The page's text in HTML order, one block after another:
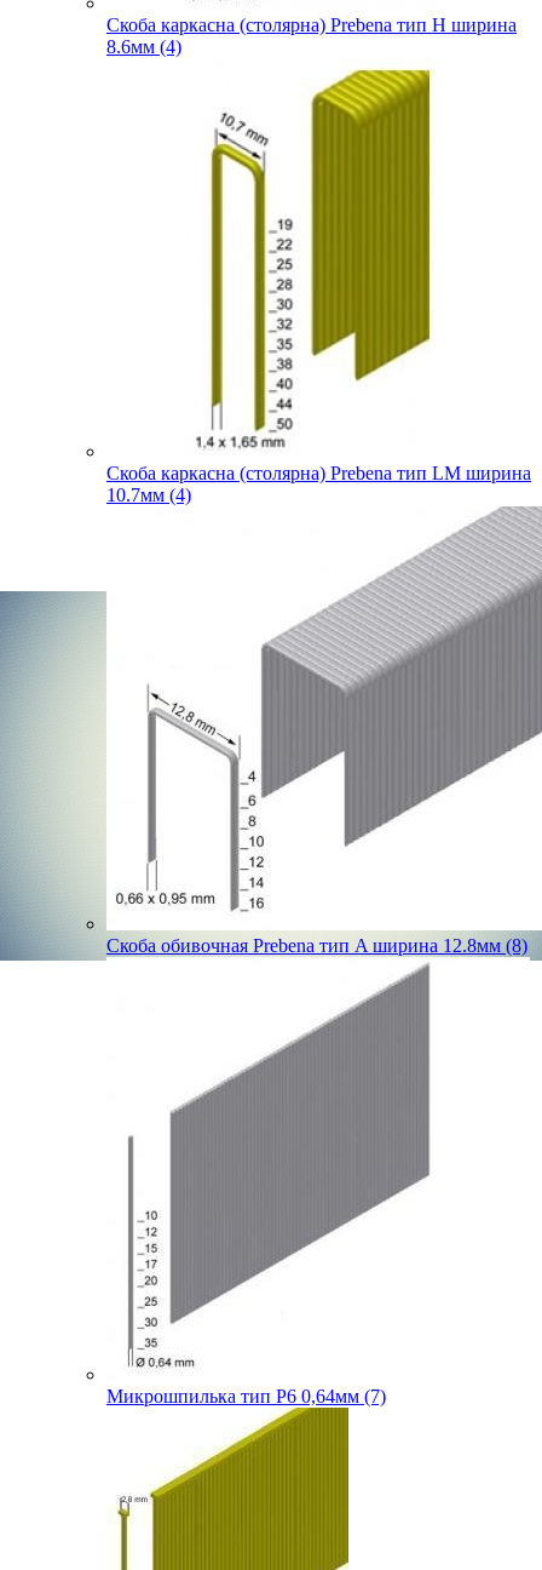
Скоба каркасна (столярна) Prebena тип H ширина
8.6мм (4)
Скоба каркасна (столярна) Prebena тип LM ширина
10.7мм (4)
Скоба обивочная Prebena тип A ширина 12.8мм (8)
Микрошпилька тип P6 0,64мм (7)